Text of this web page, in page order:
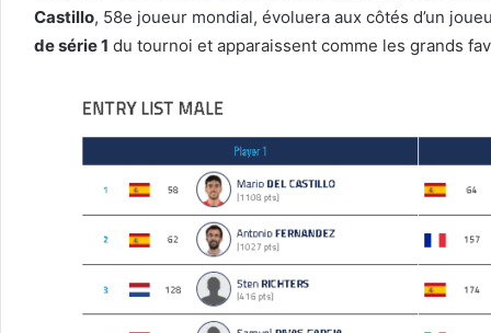
Castillo, 58e joueur mondial, évoluera aux côtés d’un
de série 1 du tournoi et apparaissent comme les grands